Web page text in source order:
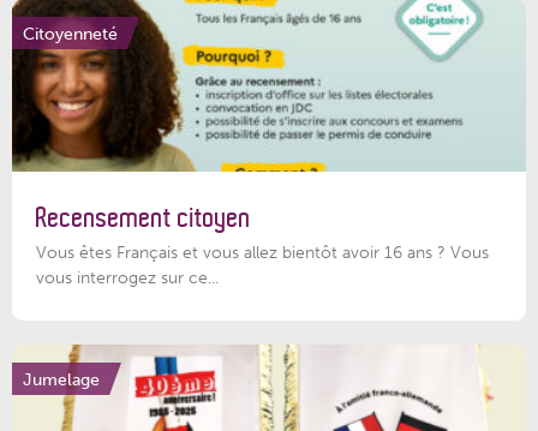
Citoyenneté
Recensement citoyen
Vous êtes Français et vous allez bientôt avoir 16 ans ? Vous
vous interrogez sur ce...
Jumelage